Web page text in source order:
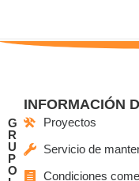
G
R
U
P
O
INFORMACIÓN
Proyectos
Servicio de
Condiciones